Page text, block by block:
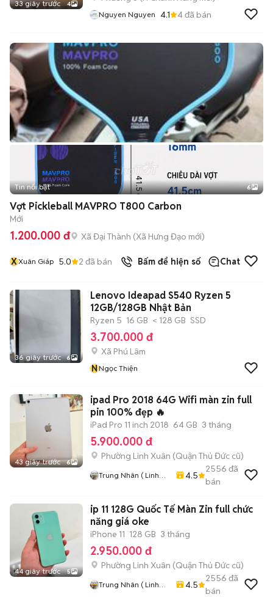
33 giây trước 4
Nguyen Nguyen 4.1 4đã bán
+2
Tin nổi bật 6
Vợt Pickleball MAVPRO T800 Carbon
Mới
1.200.000 đ Xã Đại Thành (Xã Hưng Đạo mới)
XXuân Giáp 5.0 2 đã bán Bấm để hiện số Chat
36 giây trước 6
Lenovo Ideapad S540 Ryzen 5
12GB/128GB Nhật Bản
Ryzen 5 16 GB < 128 GB SSD
3.700.000 đ
Xã Phú Lâm
NNgọc Thiện
43 giây trước 6
ipad Pro 2018 64G Wifi màn zin full
pin 100% đẹp 🔥
iPad Pro 11 inch 2018 64 GB 3 tháng
5.900.000 đ
Phường Linh Xuân (Quận Thủ Đức cũ)
Trung Nhân ( Linh
4.5
2556 đã
bán
44 giây trước 5
ip 11 128G Quốc Tế Màn Zin full chức
năng giá oke
iPhone 11 128 GB 3 tháng
2.950.000 đ
Phường Linh Xuân (Quận Thủ Đức cũ)
Trung Nhân ( Linh
4.5
2556 đã
bán